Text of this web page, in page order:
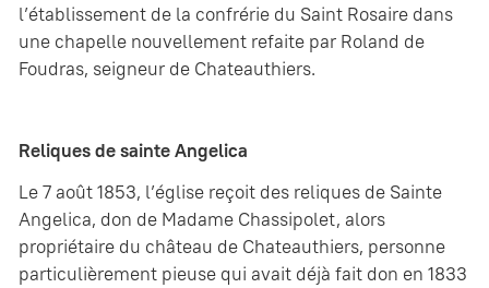
l’établissement de la confrérie du Saint Rosaire dans
une chapelle nouvellement refaite par Roland de
Foudras, seigneur de Chateauthiers.
Reliques de sainte Angelica
Le 7 août 1853, l’église reçoit des reliques de Sainte
Angelica, don de Madame Chassipolet, alors
propriétaire du château de Chateauthiers, personne
particulièrement pieuse qui avait déjà fait don en 1833